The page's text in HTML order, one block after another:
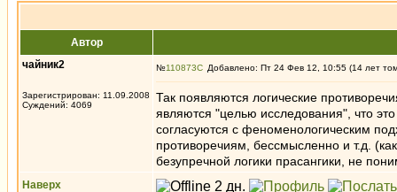
Автор
чайник2
Зарегистрирован: 11.09.2008
Суждений: 4069
№110873 Добавлено: Пт 24 Фев 12, 10:55 (14 лет
Так появляются логические
являются "целью исследования", что
согласуются с феноменологическим
противоречиям, бессмысленно и т.д.
безупречной логики прасангики, не
Наверх